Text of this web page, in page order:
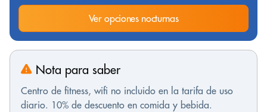
Ver opciones nocturnas
Nota para saber
Centro de fitness, wifi no incluido en la tarifa de uso
diario. 10% de descuento en comida y bebida.